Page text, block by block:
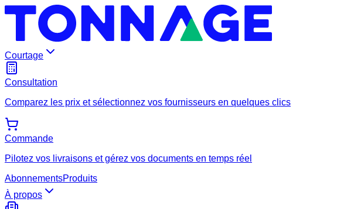
Courtage
Consultation
Comparez les prix et sélectionnez vos fournisseurs en quelques clics
Commande
Pilotez vos livraisons et gérez vos documents en temps réel
AbonnementsProduits
À propos